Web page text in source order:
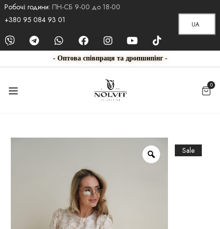
Робочі години: ПН-СБ 9-00 до 18-00
UA
+380 95 084 93 01
- Оптова співпраця та дропшипінг -
0
Sale